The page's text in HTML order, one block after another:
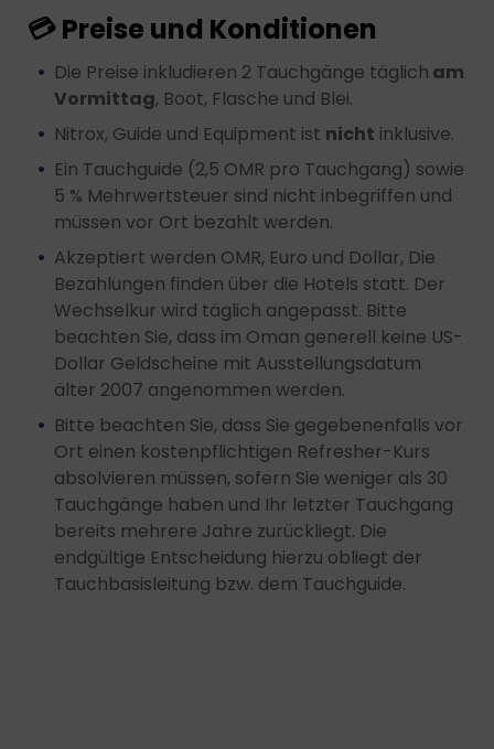
💳 Preise und Konditionen
Die Preise inkludieren 2 Tauchgänge täglich am
Vormittag, Boot, Flasche und Blei.
Nitrox, Guide und Equipment ist nicht inklusive.
Ein Tauchguide (2,5 OMR pro Tauchgang) sowie
5 % Mehrwertsteuer sind nicht inbegriffen und
müssen vor Ort bezahlt werden.
Akzeptiert werden OMR, Euro und Dollar, Die
Bezahlungen finden über die Hotels statt. Der
Wechselkur wird täglich angepasst. Bitte
beachten Sie, dass im Oman generell keine US-
Dollar Geldscheine mit Ausstellungsdatum
älter 2007 angenommen werden.
Bitte beachten Sie, dass Sie gegebenenfalls vor
Ort einen kostenpflichtigen Refresher-Kurs
absolvieren müssen, sofern Sie weniger als 30
Tauchgänge haben und Ihr letzter Tauchgang
bereits mehrere Jahre zurückliegt. Die
endgültige Entscheidung hierzu obliegt der
Tauchbasisleitung bzw. dem Tauchguide.
einem Endgerät
Verwendung reduzierter Daten zur Auswahl von
Erstellung von Profilen für personalisierte Werbung
Verwendung von Profilen zur Auswahl personalisierter
Werbung
Inhalten
Inhalte
Messung der Werbeleistung
Messung der Performance von Inhalten
Analyse von Zielgruppen durch Statistiken oder
Entwicklung und Verbesserung der Angebote
Verwendung reduzierter Daten zur Auswahl von
Inhalten
Besondere Features:
Verwendung genauer Standortdaten
Endgeräteeigenschaften zur Identifikation aktiv
abfragen